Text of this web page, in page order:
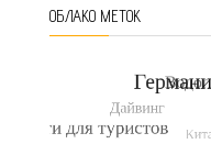
ОБЛАКО МЕТОК